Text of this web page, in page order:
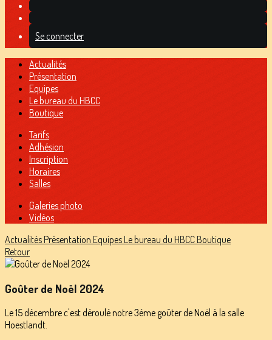
Se connecter
Actualités
Présentation
Equipes
Le bureau du HBCC
Boutique
Tarifs
Adhésion
Inscription
Horaires
Salles
Galeries photo
Vidéos
ActualitésPrésentation EquipesLe bureau du HBCCBoutique
Retour
Goûter de Noël 2024
Le 15 décembre c'est déroulé notre 3éme goûter de Noël à la salle
Hoestlandt.